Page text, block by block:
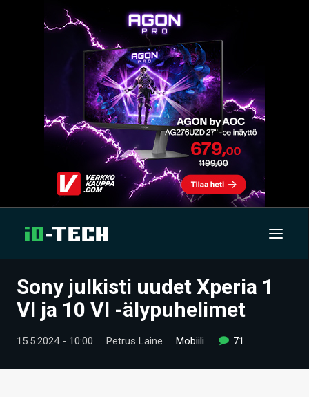
UUTISET
Sony julkisti uudet Xperia 1
VI ja 10 VI -älypuhelimet
15.5.2024 - 10:00 Petrus Laine Mobiili 71